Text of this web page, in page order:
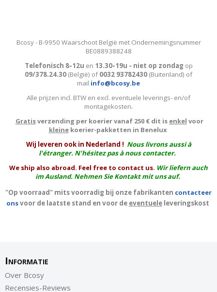
Bcosy - B-9950 Waarschoot België met Ondernemingsnummer
BE0889388248
Telefonisch 8-12u en 13.30-19u - niet op zondag op
09/378.24.30 (België) of0032 93782430 (Buitenland) of
mail info@bcosy.be
Alle prijzen incl. BTW en excl. eventuele leverings- en/of
montagekosten.
Gratisverzending per koerier vanaf 250 € dit is enkel voor
kleinekoerier-pakketten in Benelux
Wij leveren ook in Nederland ! Nous livrons aussi à
l'étranger. N'hésitez pas à nous contacter.
We ship also abroad. Feel free to contact us. Wir liefern auch
im Ausland. Nehmen Sie Kontakt mit uns auf.
"Op voorraad" mits voorradig bij onze fabrikanten contacteer
onsvoor de laatste stand en voor de eventueleleveringskost
Informatie
Over Bcosy
Recensies-Reviews